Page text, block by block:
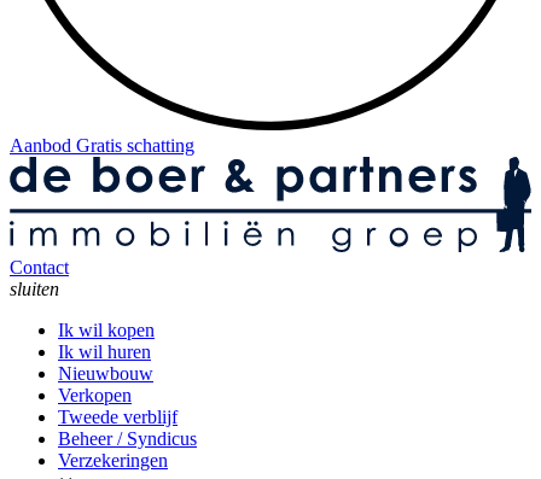
Aanbod Gratis schatting
Contact
sluiten
Ik wil kopen
Ik wil huren
Nieuwbouw
Verkopen
Tweede verblijf
Beheer / Syndicus
Verzekeringen